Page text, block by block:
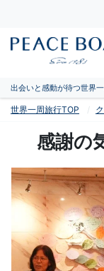
出会いと感動が待つ世界
世界一周旅行TOP
感謝の